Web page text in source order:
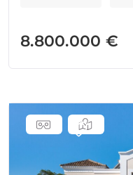
8.800.000 €